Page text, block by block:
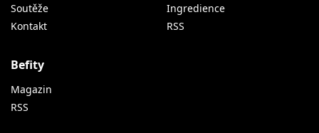
Soutěže
Kontakt
Ingredience
RSS
Befity
Magazin
RSS